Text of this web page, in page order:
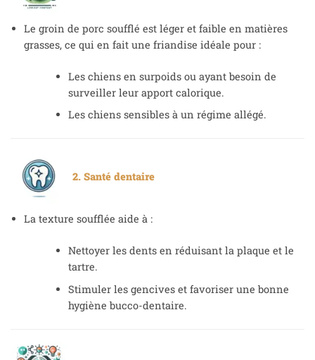
Le groin de porc soufflé est léger et faible en matières
grasses, ce qui en fait une friandise idéale pour :
Les chiens en surpoids ou ayant besoin de
surveiller leur apport calorique.
Les chiens sensibles à un régime allégé.
2. Santé dentaire
La texture soufflée aide à :
Nettoyer les dents en réduisant la plaque et le
tartre.
Stimuler les gencives et favoriser une bonne
hygiène bucco-dentaire.